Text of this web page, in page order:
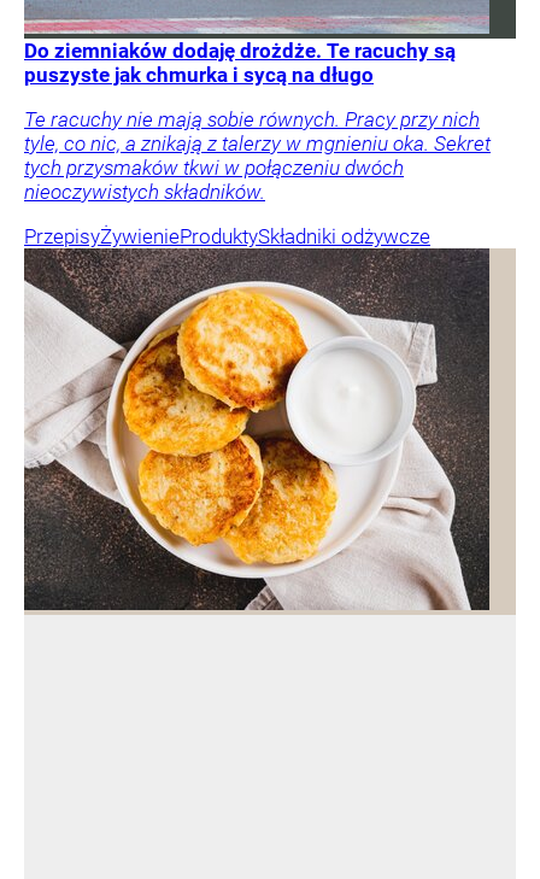
Do ziemniaków dodaję drożdże. Te racuchy są
puszyste jak chmurka i sycą na długo
Te racuchy nie mają sobie równych. Pracy przy nich
tyle, co nic, a znikają z talerzy w mgnieniu oka. Sekret
tych przysmaków tkwi w połączeniu dwóch
nieoczywistych składników.
PrzepisyŻywienieProduktySkładniki odżywcze